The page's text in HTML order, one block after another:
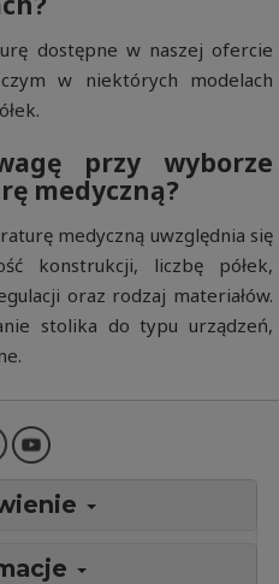
dostępne w naszej ofercie
w niektórych modelach
przy wyborze
medyczną?
medyczną uwzględnia się
konstrukcji, liczbę półek,
oraz rodzaj materiałów.
stolika do typu urządzeń,